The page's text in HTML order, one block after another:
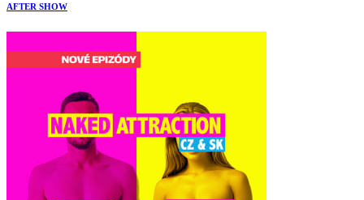
AFTER SHOW